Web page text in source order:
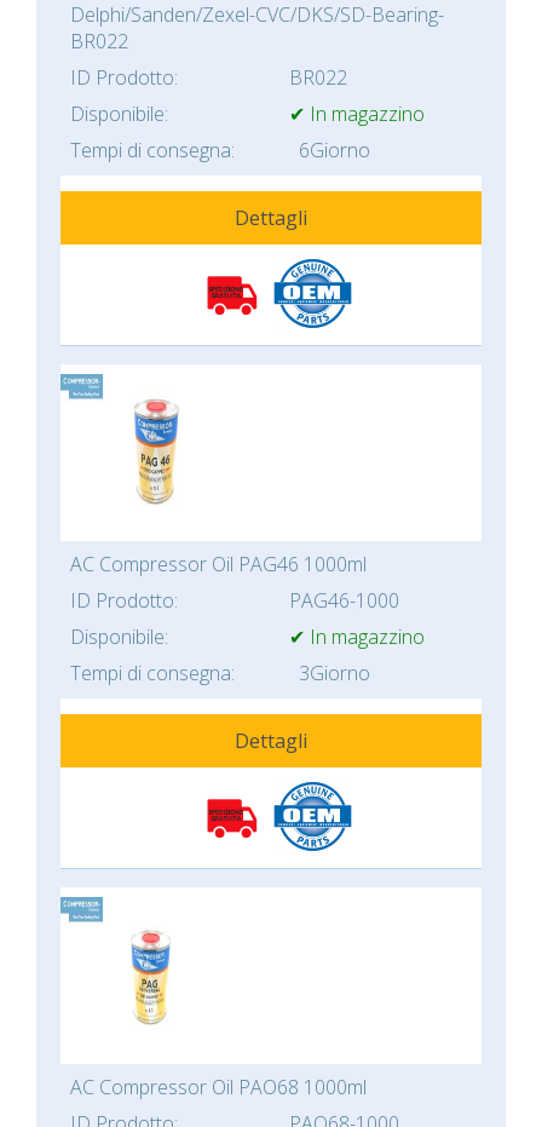
Delphi/Sanden/Zexel-CVC/DKS/SD-Bearing-
BR022
ID Prodotto:
BR022
Disponibile:
✔ In magazzino
Tempi di consegna:
6Giorno
Dettagli
AC Compressor Oil PAG46 1000ml
ID Prodotto:
PAG46-1000
Disponibile:
✔ In magazzino
Tempi di consegna:
3Giorno
Dettagli
AC Compressor Oil PAO68 1000ml